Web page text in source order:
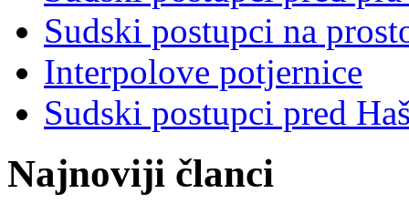
Sudski postupci na
Interpolove potjernice
Sudski postupci pred
Najnoviji članci